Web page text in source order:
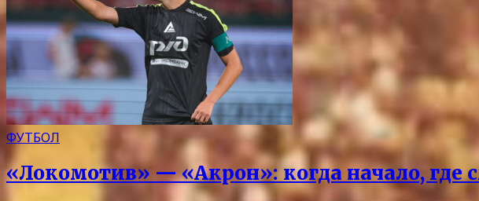
ФУТБОЛ
«Локомотив» — «Акрон»: когда начало, где